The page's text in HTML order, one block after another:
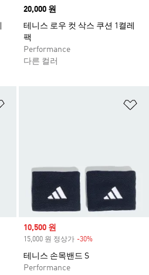
Price
20,000 원
테니스 로우 컷 삭스 쿠션 1켤레
팩
Performance
다른 컬러
Sale price
10,500 원
15,000 원 정상가 -30%
테니스 손목밴드 S
Performance